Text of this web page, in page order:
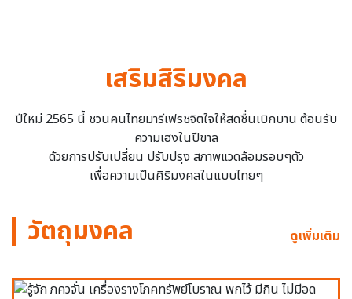
เสริมสิริมงคล
ปีใหม่ 2565 นี้ ชวนคนไทยมารีเฟรชจิตใจให้สดชื่นเบิกบาน ต้อนรับ
ความเฮงในปีขาล
ด้วยการปรับเปลี่ยน ปรับปรุง สภาพแวดล้อมรอบๆตัว
เพื่อความเป็นศิริมงคลในแบบไทยๆ
วัตถุมงคล ดูเพิ่มเติม